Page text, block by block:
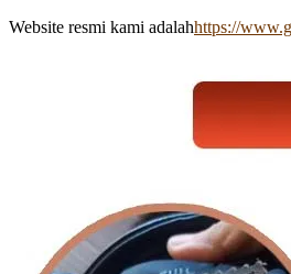
Website resmi kami adalahhttps://